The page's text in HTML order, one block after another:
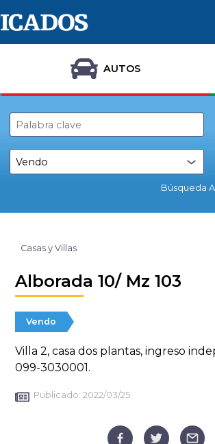
AUTOS
Búsqueda
Casas y Villas
Alborada 10/ Mz 103
Vendo
Villa 2, casa dos plantas, ingreso
099-3030001.
Publicado: 2022/03/25